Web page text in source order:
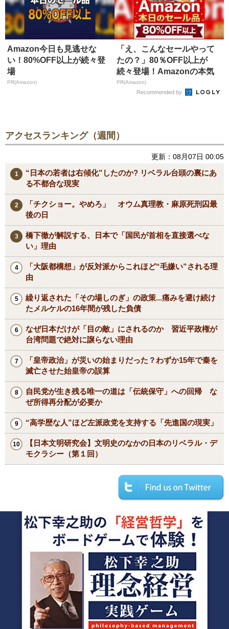
Amazon今日も見逃せな
い！80%OFF以上が続々登
場
PR(Amazon)
「え、こんなセールやって
たの？」80％OFF以上が
続々登場！Amazonの本気
が...
PR(Amazon)
Recommended by
アクセスランキング（週間）
更新：08月07日 00:05
“日本の若者は右傾化”したのか? リベラル台頭の裏にあ
る不都合な現実
「チクショー。やめろ」 オウム真理教・麻原死刑囚最
後の日
橋下徹が解説する、日本で「国民が首相を直接選べな
い」理由
「大阪都構想」が反対派からこれほど“毛嫌い”される理
由
繰り返された「その場しのぎ」の政策...痛みを避け続け
たメルケルの16年間が残した負債
なぜ日本だけが「目の敵」にされるのか 習近平政権が
台湾問題で絶対に譲らない理由
「皇帝政治」が災いの始まりだった？わずか15年で秦を
滅亡させた始皇帝の誤算
自民党が生き残る唯一の道は「伝統保守」への回帰 な
ぜ所得再分配が必要か
“高学歴な人”ほど左派政党を支持する「先進国の現実」
【日本文明研究会】文明史のなかの日本のリベラル・デ
モクラシー（第１回）